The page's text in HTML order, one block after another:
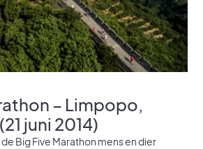
– Limpopo,
juni 2014)
Big Five Marathon mens en dier